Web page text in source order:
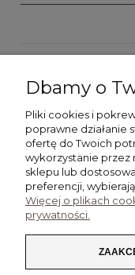
POKAŻ
Dbamy o
Pliki cookies i
poprawne działanie
ofertę do Twoich
wykorzystanie przez
sklepu lub
preferencji,
Więcej o plikach
prywatności.